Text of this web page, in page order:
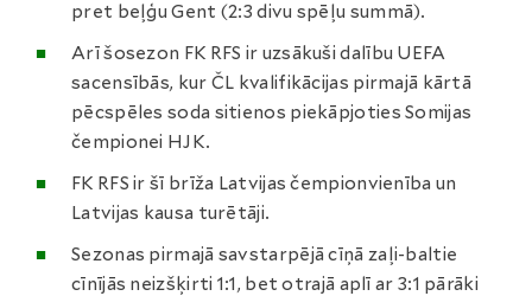
pret beļģu Gent (2:3 divu spēļu summā).
Arī šosezon FK RFS ir uzsākuši dalību UEFA
sacensībās, kur ČL kvalifikācijas pirmajā kārtā
pēcspēles soda sitienos piekāpjoties Somijas
čempionei HJK.
FK RFS ir šī brīža Latvijas čempionvienība un
Latvijas kausa turētāji.
Sezonas pirmajā savstarpējā cīņā zaļi-baltie
cīnījās neizšķirti 1:1, bet otrajā aplī ar 3:1 pārāki